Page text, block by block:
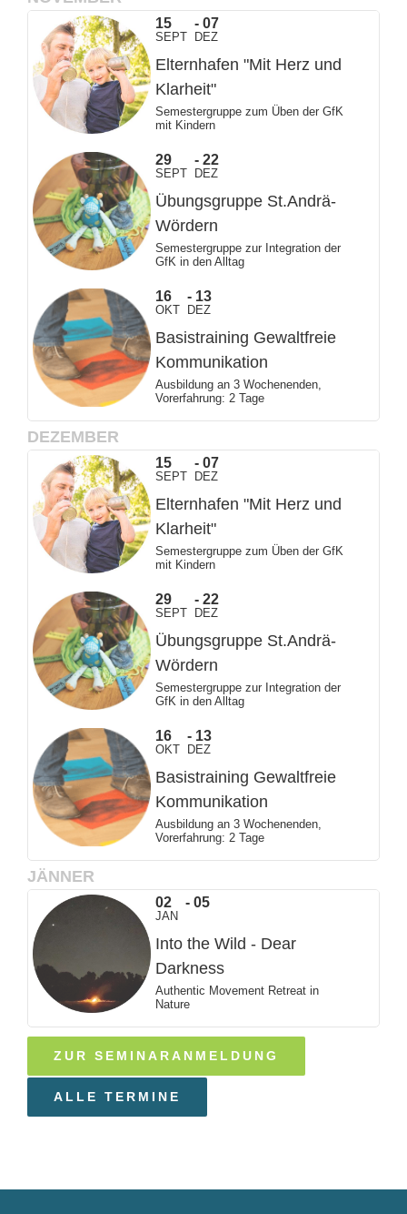
15
SEPT
07
DEZ
Elternhafen "Mit Herz und
Klarheit"
Semestergruppe zum Üben der GfK
mit Kindern
29
SEPT
22
DEZ
Übungsgruppe St.Andrä-
Wördern
Semestergruppe zur Integration der
GfK in den Alltag
16
OKT
13
DEZ
Basistraining Gewaltfreie
Kommunikation
Ausbildung an 3 Wochenenden,
Vorerfahrung: 2 Tage
DEZEMBER
15
SEPT
07
DEZ
Elternhafen "Mit Herz und
Klarheit"
Semestergruppe zum Üben der GfK
mit Kindern
29
SEPT
22
DEZ
Übungsgruppe St.Andrä-
Wördern
Semestergruppe zur Integration der
GfK in den Alltag
16
OKT
13
DEZ
Basistraining Gewaltfreie
Kommunikation
Ausbildung an 3 Wochenenden,
Vorerfahrung: 2 Tage
JÄNNER
02
JAN
05
Into the Wild - Dear
Darkness
Authentic Movement Retreat in
Nature
ZUR SEMINARANMELDUNG
ALLE TERMINE